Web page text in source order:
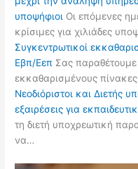
υποψήφιοι Οι επόμενες
κρίσιμες για χιλιάδες
Συγκεντρωτικοί
Εβπ/Εεπ Σας
εκκαθαρισμένους
Νεοδιόριστοι και Διετής
εξαιρέσεις για
τη διετή υποχρεωτική
να…